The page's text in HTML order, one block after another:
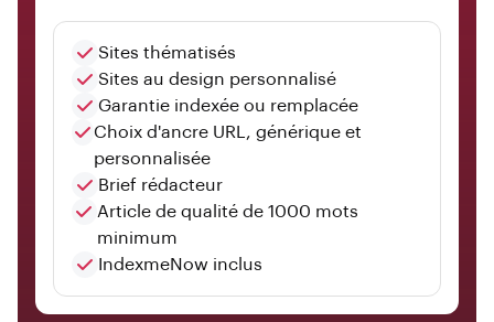
Sites thématisés
Sites au design personnalisé
Garantie indexée ou remplacée
Choix d'ancre URL, générique et
personnalisée
Brief rédacteur
Article de qualité de 1000 mots
minimum
IndexmeNow inclus